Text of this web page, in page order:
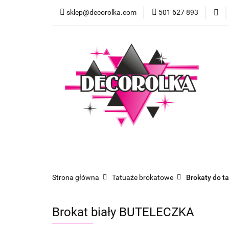
sklep@decorolka.com 501 627 893
Strona główna Tatuaże brokatowe Brokaty do
Brokat biały BUTELECZKA